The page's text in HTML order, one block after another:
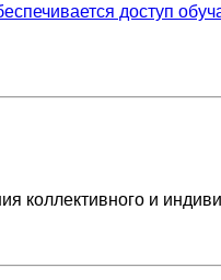
доступ
коллективного и